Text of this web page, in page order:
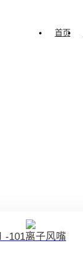
首页
Ⅰ-101离子风嘴